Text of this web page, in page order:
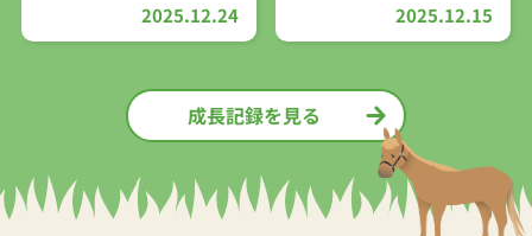
2025.12.24 2025.12.15
成長記録を見る